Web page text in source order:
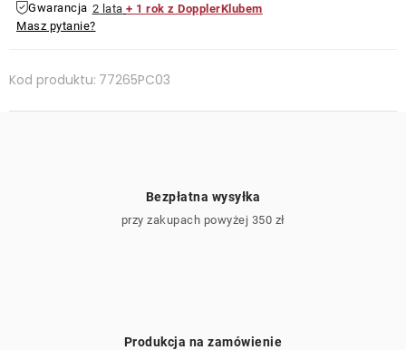
Gwarancja 2 lata + 1 rok z DopplerKlubem
Masz pytanie?
Kod produktu: 77265PC03
Bezpłatna wysyłka
przy zakupach powyżej 350 zł
Produkcja na zamówienie